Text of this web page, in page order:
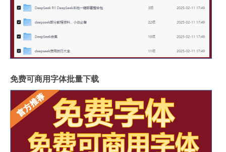
免费可商用字体批量下载